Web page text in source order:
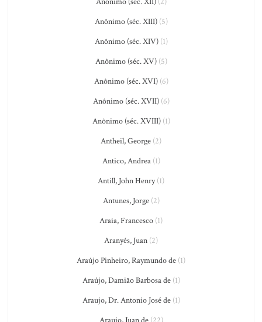
Anônimo (séc. XIII)(5)
Anônimo (séc. XIV)(1)
Anônimo (séc. XV)(5)
Anônimo (séc. XVI)(6)
Anônimo (séc. XVII)(6)
Anônimo (séc. XVIII)(1)
Antheil, George (2)
Antico, Andrea(1)
Antill, John Henry(1)
Antunes, Jorge(2)
Araia, Francesco (1)
Aranyés, Juan (2)
Araújo Pinheiro, Raymundo de (1)
Araújo, Damião Barbosa de(1)
Araujo, Dr. Antonio José de(1)